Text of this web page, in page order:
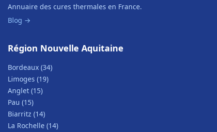
Annuaire des cures thermales en France.
Blog →
Région Nouvelle Aquitaine
Bordeaux (34)
Limoges (19)
Anglet (15)
Pau (15)
Biarritz (14)
La Rochelle (14)